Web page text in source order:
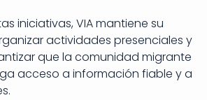
iniciativas, VIA mantiene su
actividades presenciales y
que la comunidad migrante
acceso a información fiable y a